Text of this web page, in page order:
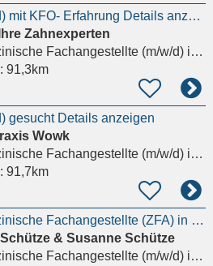
ZFA (m/w/d) mit KFO- Erfahrung Details anzeigen
Zahnexperten
Fachangestellte (m/w/d)in Berlin
91,3km
gesucht Details anzeigen
Wowk
Fachangestellte (m/w/d)in Berlin, Pankow
91,7km
Zahnmedizinische Fachangestellte (ZFA) in der Kieferorthopädie (m/w/d)
Schütze & Susanne Schütze
Fachangestellte (m/w/d)in Potsdam